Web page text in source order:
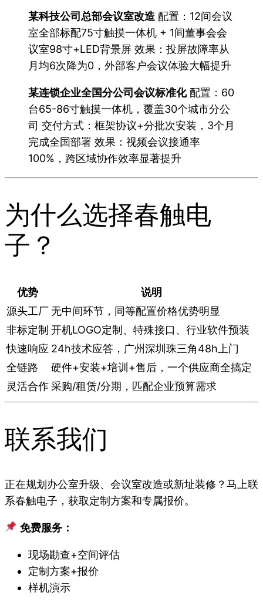
某科技公司总部会议室改造 配置：12间会议
室全部标配75寸触摸一体机 + 1间董事会会
议室98寸+LED背景屏 效果：投屏故障率从
月均6次降为0，外部客户会议体验大幅提升
某连锁企业全国分公司会议标准化配置：60
台65-86寸触摸一体机，覆盖30个城市分公
司 交付方式：框架协议+分批次安装，3个月
完成全国部署 效果：视频会议接通率
100%，跨区域协作效率显著提升
为什么选择春触电
子？
优势
说明
源头工厂 无中间环节，同等配置价格优势明显
非标定制 开机LOGO定制、特殊接口、行业软件预装
快速响应 24h技术应答，广州深圳珠三角48h上门
全链路
硬件+安装+培训+售后，一个供应商全搞定
灵活合作采购/租赁/分期，匹配企业预算需求
联系我们
正在规划办公室升级、会议室改造或新址装修？马上联
系春触电子，获取定制方案和专属报价。
免费服务：
现场勘查+空间评估
定制方案+报价
样机演示